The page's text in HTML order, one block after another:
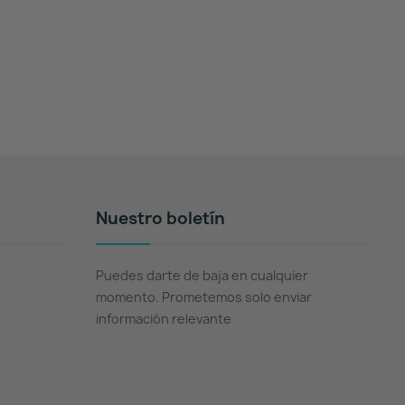
Nuestro boletín
Puedes darte de baja en cualquier
momento. Prometemos solo enviar
información relevante